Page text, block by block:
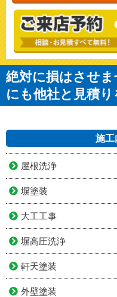
絶対に損はさせ
にも他社と見積
施工
屋根洗浄
塀塗装
大工工事
塀高圧洗浄
軒天塗装
外壁塗装